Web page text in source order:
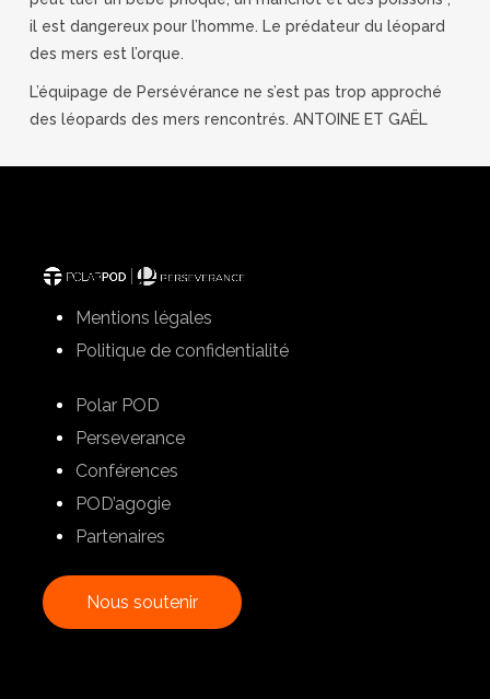
il est dangereux pour l’homme. Le prédateur du léopard
des mers est l’orque.
L’équipage de Persévérance ne s’est pas trop approché
des léopards des mers rencontrés. ANTOINE ET GAËL
Mentions légales
Politique de confidentialité
Polar POD
Perseverance
Conférences
POD’agogie
Partenaires
Nous soutenir